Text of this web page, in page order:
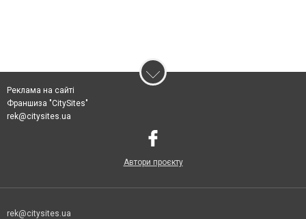
Реклама на сайті
Франшиза "CitySites"
rek@citysites.ua
Автори проєкту
rek@citysites.ua